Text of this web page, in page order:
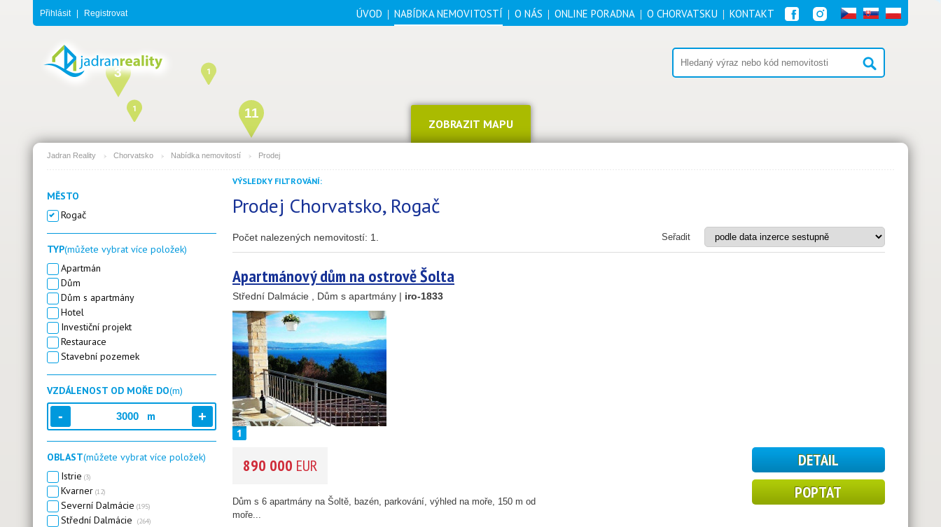
1
1
23
12
11
15
14
30
21
3
Přihlásit | Registrovat ÚVOD NABÍDKA NEMOVITOSTÍ O NÁS ONLINE PORADNA O CHORVATSKU KONTAKT
ZOBRAZIT MAPU
Jadran Reality Chorvatsko Nabídka nemovitostí Prodej
MĚSTO
Rogač
TYP(můžete vybrat více položek)
Apartmán
Dům
Dům s apartmány
Hotel
Investiční projekt
Restaurace
Stavební pozemek
VZDÁLENOST OD MOŘE DO(m)
m
OBLAST(můžete vybrat více položek)
Istrie (3)
Kvarner (12)
Severní Dalmácie (195)
Střední Dalmácie (264)
VÝSLEDKY FILTROVÁNÍ:
Prodej Chorvatsko, Rogač
Počet nalezených nemovitostí: 1 Seřadit
Apartmánový dům na ostrově Šolta
Střední Dalmácie , Dům s apartmány | iro-1833
890 000 EUR
Dům s 6 apartmány na Šoltě, bazén, parkování, výhled na moře, 150 m od
moře...
DETAIL
POPTAT